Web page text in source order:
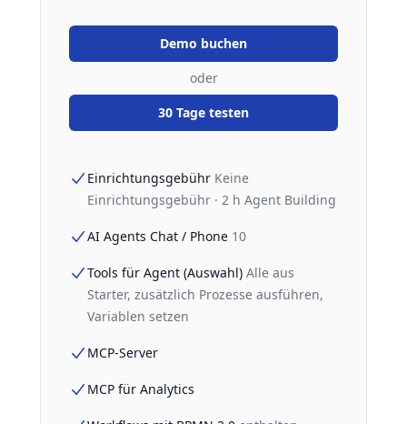
Demo buchen
oder
30 Tage testen
Einrichtungsgebühr Keine
Einrichtungsgebühr · 2 h Agent Building
AI Agents Chat / Phone 10
Tools für Agent (Auswahl) Alle aus
Starter, zusätzlich Prozesse ausführen,
Variablen setzen
MCP-Server
MCP für Analytics